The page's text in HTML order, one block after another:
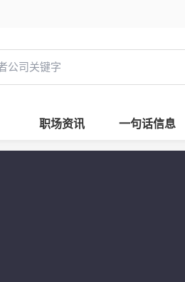
职场资讯 一句话信息